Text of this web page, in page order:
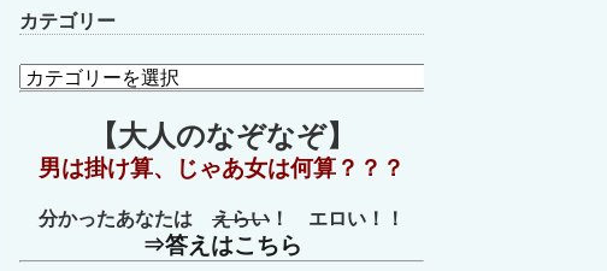
カテゴリー
カ
テ
【大人のなぞなぞ】
男は掛け算、じゃあ女は何算？？？
分かったあなたは えらい ！ エロい！！
⇒答えはこちら